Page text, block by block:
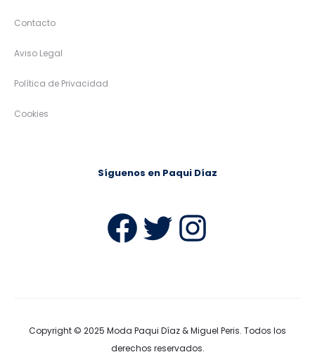
Contacto
Aviso Legal
Política de Privacidad
Cookies
Síguenos en Paqui Díaz
Facebook
Twitter
Copyright © 2025 Moda Paqui Díaz & Miguel Peris. Todos los
derechos reservados.